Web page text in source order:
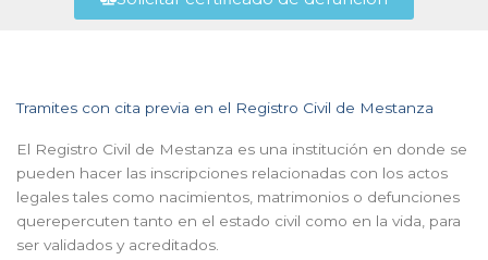
Tramites con cita previa en el Registro Civil de Mestanza
El Registro Civil de Mestanza es una institución en donde se
pueden hacer las inscripciones relacionadas con los actos
legales tales como nacimientos, matrimonios o defunciones
querepercuten tanto en el estado civil como en la vida, para
ser validados y acreditados.